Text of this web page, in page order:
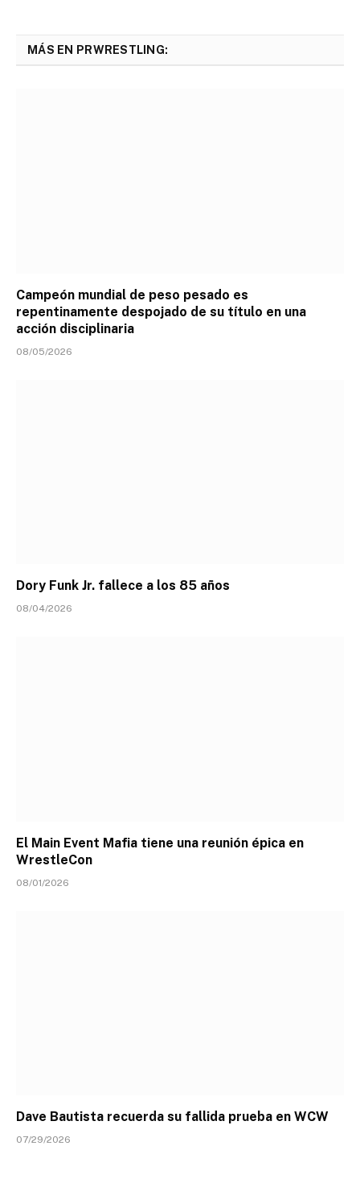
MÁS EN PRWRESTLING:
Campeón mundial de peso pesado es
repentinamente despojado de su título en una
acción disciplinaria
08/05/2026
Dory Funk Jr. fallece a los 85 años
08/04/2026
El Main Event Mafia tiene una reunión épica en
WrestleCon
08/01/2026
Dave Bautista recuerda su fallida prueba en WCW
07/29/2026